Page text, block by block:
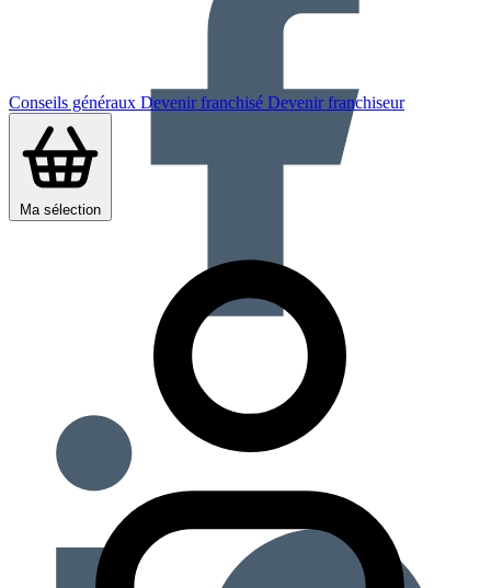
Conseils généraux Devenir franchisé Devenir franchiseur
Ma sélection